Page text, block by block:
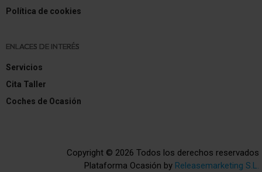
Política de cookies
ENLACES DE INTERÉS
Servicios
Cita Taller
Coches de Ocasión
Copyright © 2026 Todos los derechos reservados
Plataforma Ocasión by Releasemarketing S.L.